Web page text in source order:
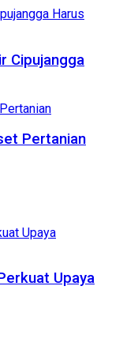
Cipujangga
Pertanian
Upaya